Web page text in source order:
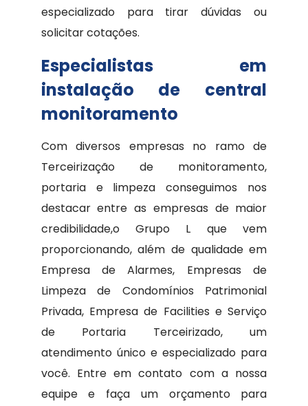
especializado para tirar dúvidas ou
solicitar cotações.
Especialistas em
instalação de central
monitoramento
Com diversos empresas no ramo de
Terceirização de monitoramento,
portaria e limpeza conseguimos nos
destacar entre as empresas de maior
credibilidade,o Grupo L que vem
proporcionando, além de qualidade em
Empresa de Alarmes, Empresas de
Limpeza de Condomínios Patrimonial
Privada, Empresa de Facilities e Serviço
de Portaria Terceirizado, um
atendimento único e especializado para
você. Entre em contato com a nossa
equipe e faça um orçamento para